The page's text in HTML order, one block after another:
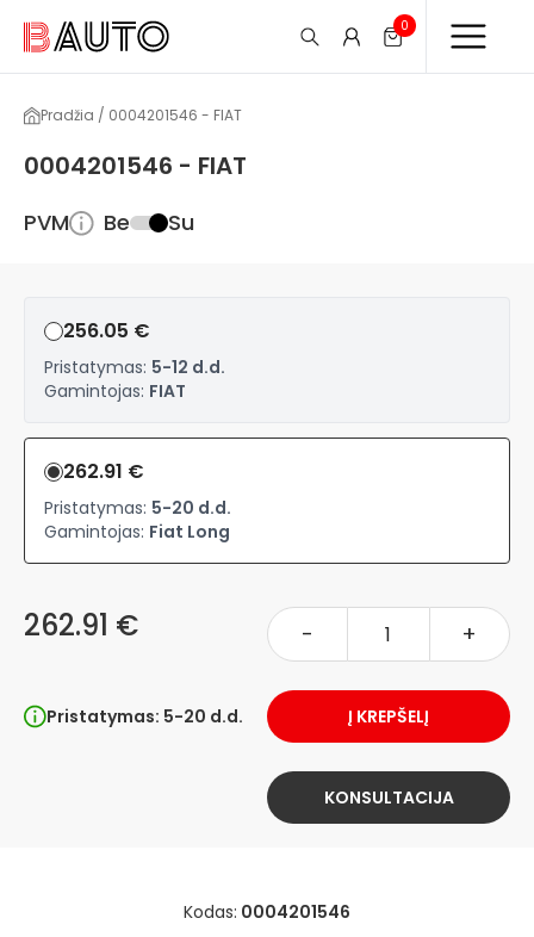
0
Pradžia / 0004201546 - FIAT
0004201546 - FIAT
PVM Be Su
256.05 €
Pristatymas: 5-12 d.d.
Gamintojas: FIAT
262.91 €
Pristatymas: 5-20 d.d.
Gamintojas: Fiat Long
262.91 € - +
Pristatymas: 5-20 d.d. Į KREPŠELĮ
KONSULTACIJA
Kodas: 0004201546